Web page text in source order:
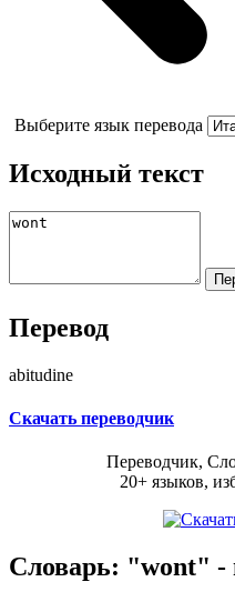
Выберите язык перевода
Исходный текст
Перевод
abitudine
Скачать переводчик
Переводчик,
20+ языков,
Словарь: "wont" -